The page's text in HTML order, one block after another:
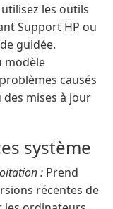
les outils
Support HP ou
guidée.
modèle
causés
mises à jour
système
: Prend
récentes de